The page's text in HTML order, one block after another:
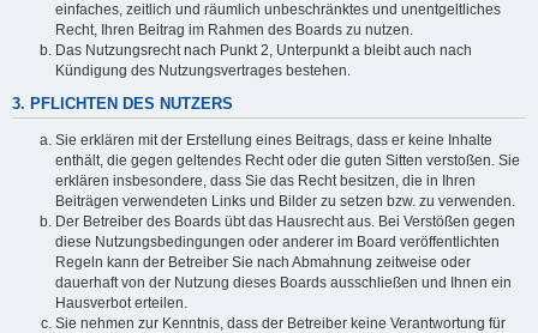
einfaches, zeitlich und räumlich unbeschränktes und unentgeltliches
Recht, Ihren Beitrag im Rahmen des Boards zu nutzen.
Das Nutzungsrecht nach Punkt 2, Unterpunkt a bleibt auch nach
Kündigung des Nutzungsvertrages bestehen.
3. PFLICHTEN DES NUTZERS
Sie erklären mit der Erstellung eines Beitrags, dass er keine Inhalte
enthält, die gegen geltendes Recht oder die guten Sitten verstoßen. Sie
erklären insbesondere, dass Sie das Recht besitzen, die in Ihren
Beiträgen verwendeten Links und Bilder zu setzen bzw. zu verwenden.
Der Betreiber des Boards übt das Hausrecht aus. Bei Verstößen gegen
diese Nutzungsbedingungen oder anderer im Board veröffentlichten
Regeln kann der Betreiber Sie nach Abmahnung zeitweise oder
dauerhaft von der Nutzung dieses Boards ausschließen und Ihnen ein
Hausverbot erteilen.
Sie nehmen zur Kenntnis, dass der Betreiber keine Verantwortung für